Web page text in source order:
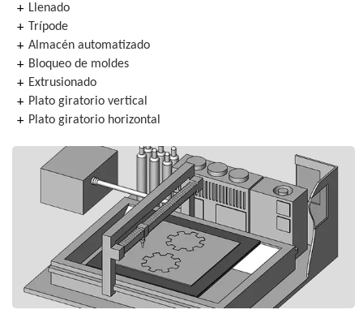
Llenado
Trípode
Almacén automatizado
Bloqueo de moldes
Extrusionado
Plato giratorio vertical
Plato giratorio horizontal